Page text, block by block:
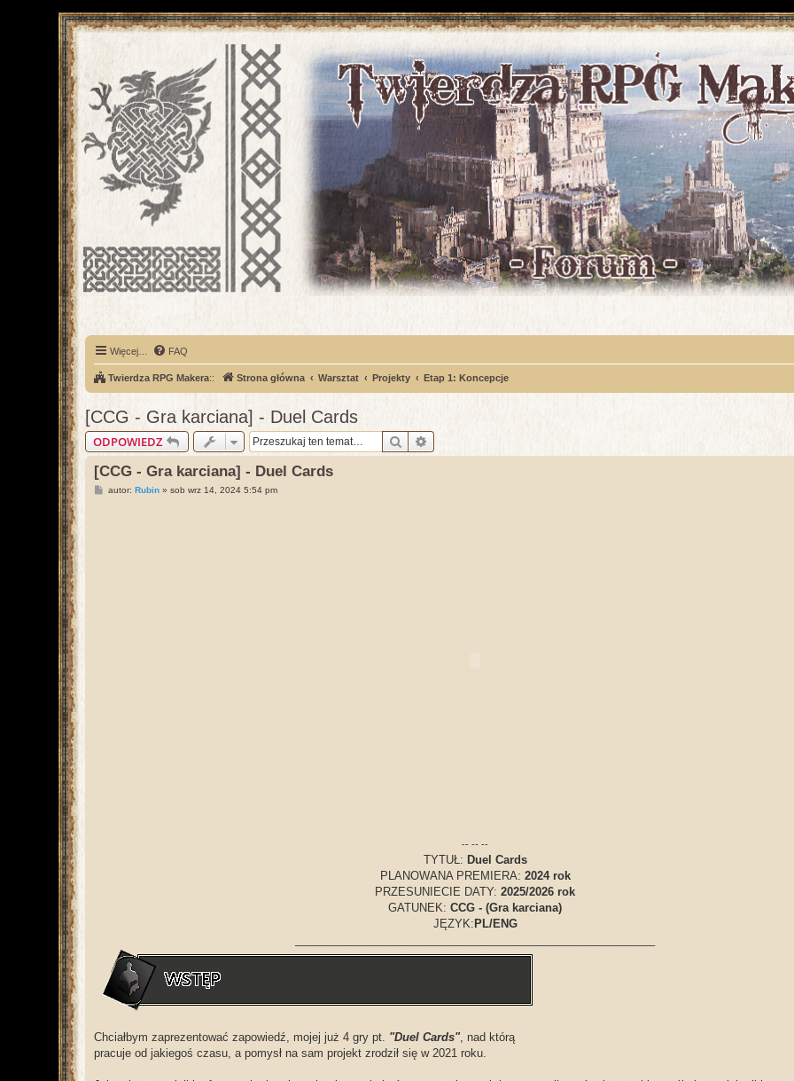
Więcej… FAQ
Twierdza RPG Makera:: Strona główna Warsztat Projekty Etap 1: Koncepcje
[CCG - Gra karciana] - Duel Cards
ODPOWIEDZ Szukaj
[CCG - Gra karciana] - Duel Cards
Pautor: Rubin» sob wrz 14, 2024 5:54 pm
-- -- --
TYTUŁ: Duel Cards
PLANOWANA PREMIERA: 2024 rok
PRZESUNIECIE DATY:2025/2026 rok
GATUNEK:CCG - (Gra karciana)
JĘZYK:PL/ENG
Chciałbym zaprezentować zapowiedź, mojej już 4 gry pt. "Duel Cards", nad którą
pracuje od jakiegoś czasu, a pomysł na sam projekt zrodził się w 2021 roku.